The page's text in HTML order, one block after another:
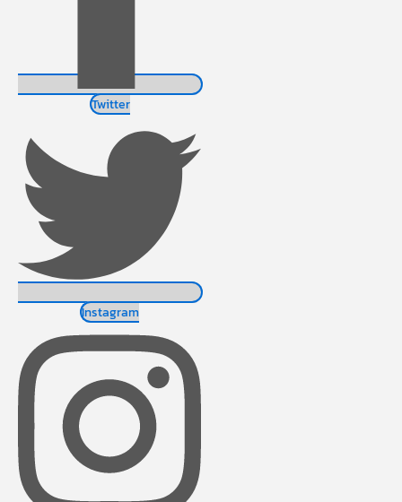
Twitter
Instagram